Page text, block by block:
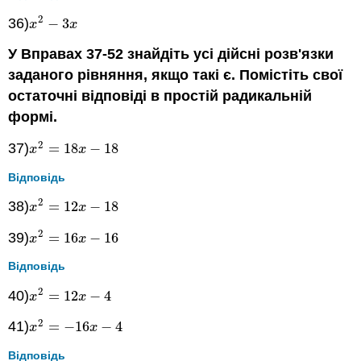
36)x2 − 3x
x2 −3 x
У Вправах 37-52 знайдіть усі дійсні розв'язки
заданого рівняння, якщо такі є. Помістіть свої
остаточні відповіді в простій радикальній
формі.
37)x2 = 18x − 18
x2 =18x−18
Відповідь
38)x2 = 12x − 18
x2 =12x−18
39)x2 = 16x − 16
x2 =16x−16
Відповідь
40)x2 = 12x − 4
x2 =12x−4
41)x2 = −16x − 4
x2 =− 16x−4
Відповідь